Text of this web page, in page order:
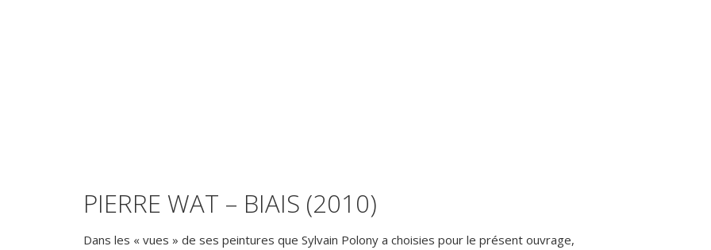
PIERRE WAT – BIAIS (2010)
Dans les « vues » de ses peintures que Sylvain Polony a choisies pour le présent ouvrage,